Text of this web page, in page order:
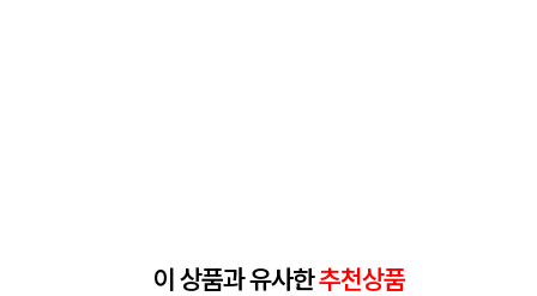
이 상품과 유사한추천상품